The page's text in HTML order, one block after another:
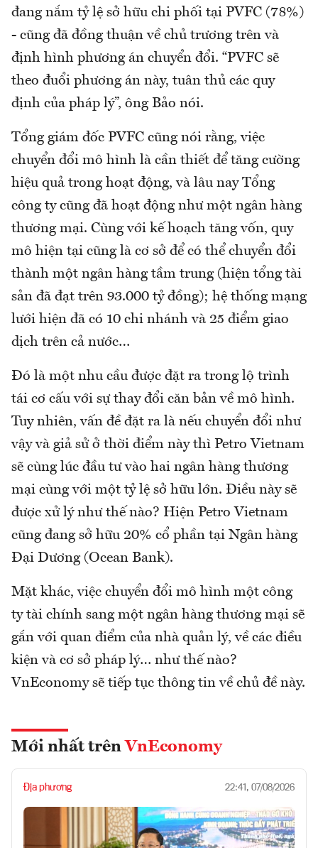
đang nắm tỷ lệ sở hữu chi phối tại PVFC (78%)
- cũng đã đồng thuận về chủ trương trên và
định hình phương án chuyển đổi. “PVFC sẽ
theo đuổi phương án này, tuân thủ các quy
định của pháp lý”, ông Bảo nói.
Tổng giám đốc PVFC cũng nói rằng, việc
chuyển đổi mô hình là cần thiết để tăng cường
hiệu quả trong hoạt động, và lâu nay Tổng
công ty cũng đã hoạt động như một ngân hàng
thương mại. Cùng với kế hoạch tăng vốn, quy
mô hiện tại cũng là cơ sở để có thể chuyển đổi
thành một ngân hàng tầm trung (hiện tổng tài
sản đã đạt trên 93.000 tỷ đồng); hệ thống mạng
lưới hiện đã có 10 chi nhánh và 25 điểm giao
dịch trên cả nước…
Đó là một nhu cầu được đặt ra trong lộ trình
tái cơ cấu với sự thay đổi căn bản về mô hình.
Tuy nhiên, vấn đề đặt ra là nếu chuyển đổi như
vậy và giả sử ở thời điểm này thì Petro Vietnam
sẽ cùng lúc đầu tư vào hai ngân hàng thương
mại cùng với một tỷ lệ sở hữu lớn. Điều này sẽ
được xử lý như thế nào? Hiện Petro Vietnam
cũng đang sở hữu 20% cổ phần tại Ngân hàng
Đại Dương (Ocean Bank).
Mặt khác, việc chuyển đổi mô hình một công
ty tài chính sang một ngân hàng thương mại sẽ
gắn với quan điểm của nhà quản lý, về các điều
kiện và cơ sở pháp lý… như thế nào?
VnEconomy sẽ tiếp tục thông tin về chủ đề này.
Mới nhất trên VnEconomy
Địa phương 22:41, 07/08/2026